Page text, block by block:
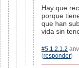
Hay que
porque
que han
vida sin
#5.1.2.1.2
(responder)